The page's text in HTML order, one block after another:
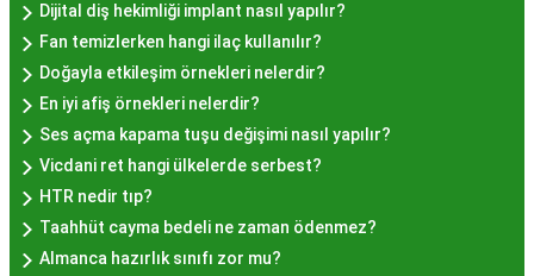
tatları sevenler için Sultanahmet, Eminönü, ve
Eyüp gibi tarihi semtlerdeki lokantalarda Hayır
Lokması deneyimi daha da özel olabilir. Ayrıca,
Beyoğlu, Kadıköy, ve Beşiktaş gibi modern
semtlerde de bu lezzeti bulabilirsiniz.
Hayır Lokması Fiyatları
İstanbul'da Nasıl?
Dijital diş hekimliği implant nasıl yapılır?
Fan temizlerken hangi ilaç kullanılır?
Doğayla etkileşim örnekleri nelerdir?
En iyi afiş örnekleri nelerdir?
Ses açma kapama tuşu değişimi nasıl yapılır?
Vicdani ret hangi ülkelerde serbest?
HTR nedir tıp?
Taahhüt cayma bedeli ne zaman ödenmez?
Almanca hazırlık sınıfı zor mu?